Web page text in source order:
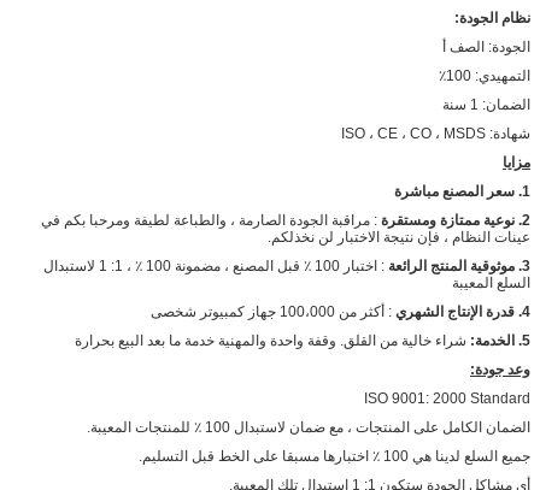
نظام الجودة:
الجودة: الصف أ
التمهيدي: 100٪
الضمان: 1 سنة
شهادة: ISO ، CE ، CO ، MSDS
مزايا
1. سعر المصنع مباشرة
2. نوعية ممتازة ومستقرة
: مراقبة الجودة الصارمة ، والطباعة لطيفة ومرحبا بكم في
عينات النظام ، فإن نتيجة الاختبار لن نخذلكم.
3. موثوقية المنتج الرائعة
: اختبار 100 ٪ قبل المصنع ، مضمونة 100 ٪ ، 1: 1 لاستبدال
السلع المعيبة
4. قدرة الإنتاج الشهري
: أكثر من 100،000 جهاز كمبيوتر شخصى
5. الخدمة:
شراء خالية من القلق. وقفة واحدة والمهنية خدمة ما بعد البيع بحرارة
وعد جودة:
ISO 9001: 2000 Standard
الضمان الكامل على المنتجات ، مع ضمان لاستبدال 100 ٪ للمنتجات المعيبة.
جميع السلع لدينا هي 100 ٪ اختبارها مسبقا على الخط قبل التسليم.
أي مشاكل الجودة ستكون 1: 1 استبدال تلك المعيبة.